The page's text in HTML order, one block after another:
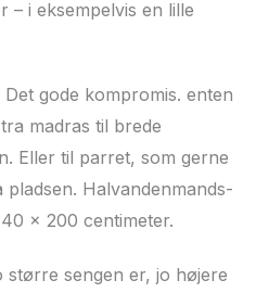
– i eksempelvis en lille
Det gode kompromis. enten
madras til brede
Eller til parret, som gerne
Halvandenmands-
x 200 centimeter.
sengen er, jo højere